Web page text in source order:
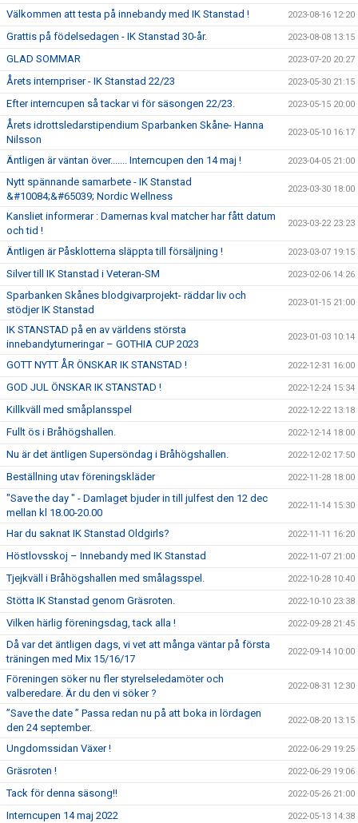
Välkommen att testa på innebandy med IK Stanstad ! 2023-08-16 12:20
Grattis på födelsedagen - IK Stanstad 30-år. 2023-08-08 13:15
GLAD SOMMAR 2023-07-20 20:27
Årets internpriser - IK Stanstad 22/23 2023-05-30 21:15
Efter interncupen så tackar vi för säsongen 22/23. 2023-05-15 20:00
Årets idrottsledarstipendium Sparbanken Skåne- Hanna
Nilsson
2023-05-10 16:17
Äntligen är väntan över....... Interncupen den 14 maj ! 2023-04-05 21:00
Nytt spännande samarbete - IK Stanstad
&#10084;&#65039; Nordic Wellness
2023-03-30 18:00
Kansliet informerar : Damernas kval matcher har fått datum
och tid !
2023-03-22 23:23
Äntligen är Påsklotterna släppta till försäljning ! 2023-03-07 19:15
Silver till IK Stanstad i Veteran-SM 2023-02-06 14:26
Sparbanken Skånes blodgivarprojekt- räddar liv och
stödjer IK Stanstad
2023-01-15 21:00
IK STANSTAD på en av världens största
innebandyturneringar – GOTHIA CUP 2023
2023-01-03 10:14
GOTT NYTT ÅR ÖNSKAR IK STANSTAD ! 2022-12-31 16:00
GOD JUL ÖNSKAR IK STANSTAD ! 2022-12-24 15:34
Killkväll med småplansspel 2022-12-22 13:18
Fullt ös i Bråhögshallen. 2022-12-14 18:00
Nu är det äntligen Supersöndag i Bråhögshallen. 2022-12-02 17:50
Beställning utav föreningskläder 2022-11-28 18:00
"Save the day " - Damlaget bjuder in till julfest den 12 dec
mellan kl 18.00-20.00
2022-11-14 15:30
Har du saknat IK Stanstad Oldgirls? 2022-11-11 16:20
Höstlovsskoj – Innebandy med IK Stanstad 2022-11-07 21:00
Tjejkväll i Bråhögshallen med smålagsspel. 2022-10-28 10:40
Stötta IK Stanstad genom Gräsroten. 2022-10-10 23:38
Vilken härlig föreningsdag, tack alla ! 2022-09-28 21:45
Då var det äntligen dags, vi vet att många väntar på första
träningen med Mix 15/16/17
2022-09-14 10:00
Föreningen söker nu fler styrelseledamöter och
valberedare. Är du den vi söker ?
2022-08-31 12:30
”Save the date ” Passa redan nu på att boka in lördagen
den 24 september.
2022-08-20 13:15
Ungdomssidan Växer ! 2022-06-29 19:25
Gräsroten ! 2022-06-29 19:06
Tack för denna säsong!! 2022-05-26 21:00
Interncupen 14 maj 2022 2022-05-13 14:38